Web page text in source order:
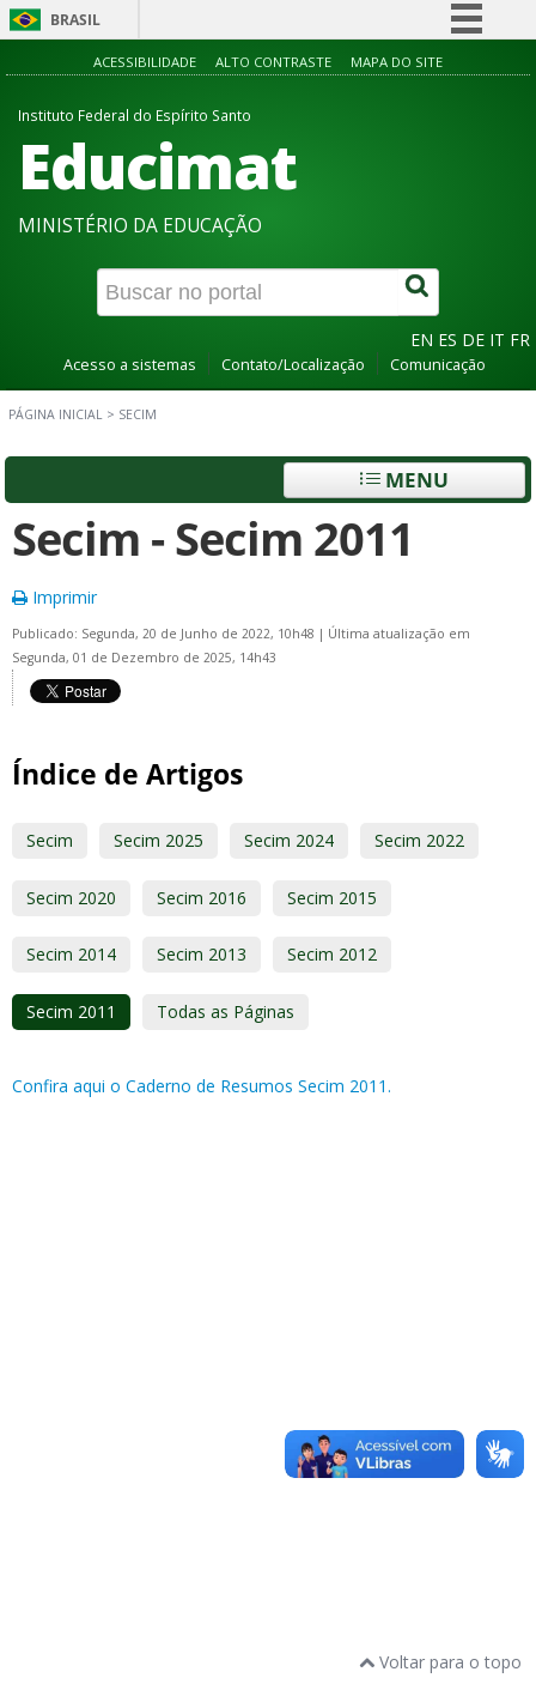
BRASIL
Simplifique!
ACESSIBILIDADE ALTO CONTRASTE MAPA DO SITE
Instituto Federal do Espírito Santo
Educimat
MINISTÉRIO DA EDUCAÇÃO
EN ES DE IT FR
Acesso a sistemas Contato/Localização Comunicação
PÁGINA INICIAL > SECIM
MENU
Secim - Secim 2011
Imprimir
Publicado: Segunda, 20 de Junho de 2022, 10h48 | Última atualização em
Segunda, 01 de Dezembro de 2025, 14h43
Índice de Artigos
Secim Secim 2025 Secim 2024 Secim 2022
Secim 2020 Secim 2016 Secim 2015
Secim 2014 Secim 2013 Secim 2012
Secim 2011 Todas as Páginas
Confira aqui o Caderno de Resumos Secim 2011.
Voltar para o topo